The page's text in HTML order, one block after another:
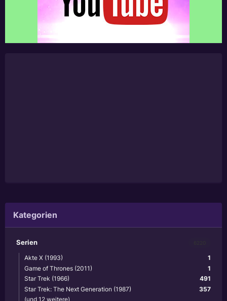
Kategorien
Serien
1
Akte X (1993)
1
Game of Thrones (2011)
491
Star Trek (1966)
357
Star Trek: The Next Generation (1987)
(und 12 weitere)